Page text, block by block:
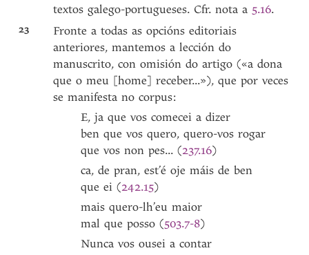
textos galego-portugueses. Cfr. nota a 5.16.
23
Fronte a todas as opcións editoriais
anteriores, mantemos a lección do
manuscrito, con omisión do artigo («a dona
que o meu [home] receber...»), que por veces
se manifesta no corpus:
E, ja que vos comecei a dizer
ben que vos quero, quero-vos rogar
que vos non pes... (237.16)
ca, de pran, est’é oje máis de ben
que ei (242.15)
mais quero-lh’eu maior
mal que posso (503.7-8)
Nunca vos ousei a contar